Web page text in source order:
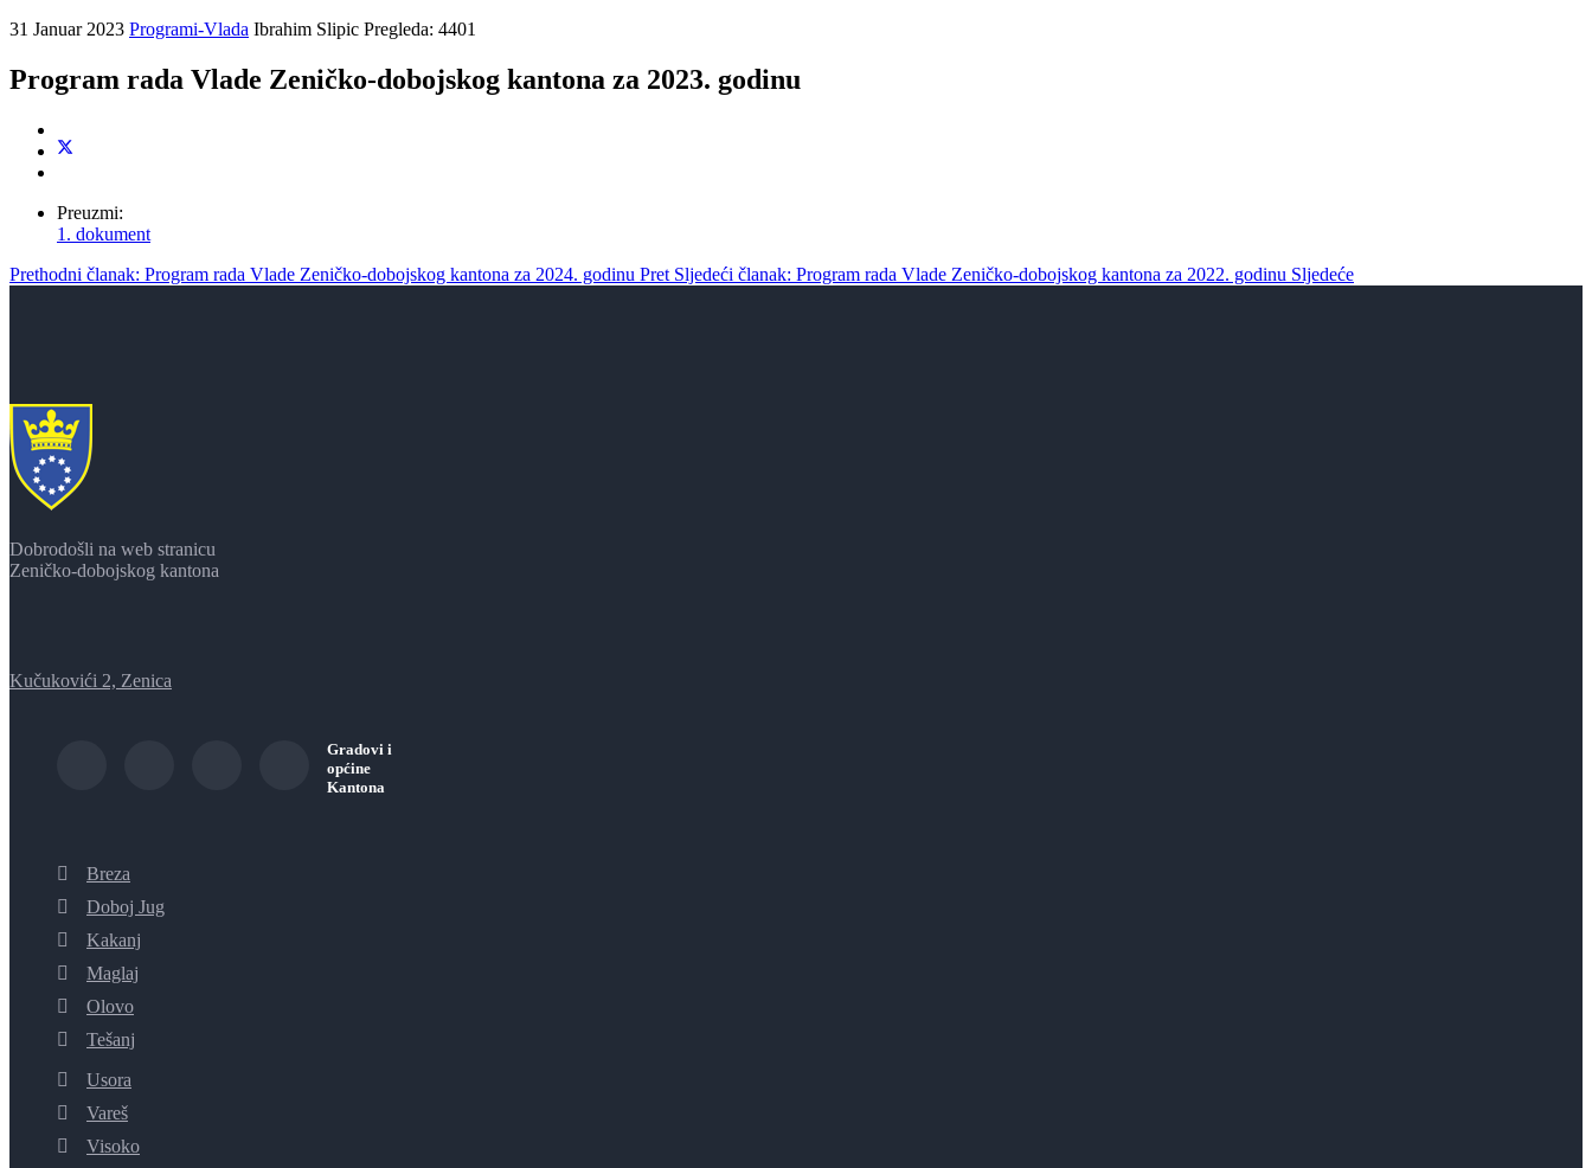
31 Januar 2023 Programi-Vlada Ibrahim Slipic Pregleda: 4401
Program rada Vlade Zeničko-dobojskog kantona za 2023. godinu
Preuzmi:
1. dokument
Prethodni članak: Program rada Vlade Zeničko-dobojskog kantona za 2024. godinu Pret Sljedeći članak: Program rada Vlade Zeničko-dobojskog kantona za 2022. godinu Sljedeće
Dobrodošli na web stranicu
Zeničko-dobojskog kantona
Kučukovići 2, Zenica
Gradovi i
općine
Kantona
Breza
Doboj Jug
Kakanj
Maglaj
Olovo
Tešanj
Usora
Vareš
Visoko